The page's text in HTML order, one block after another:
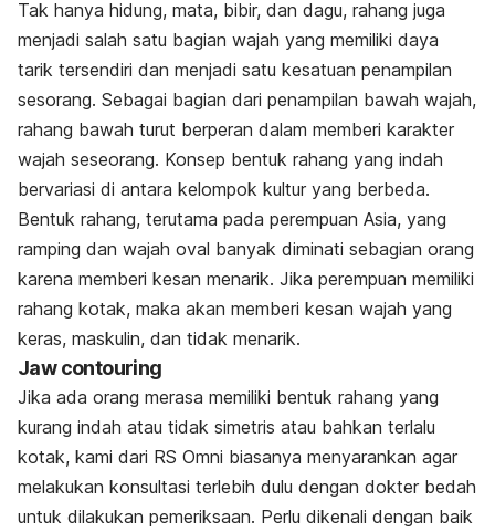
Tak hanya hidung, mata, bibir, dan dagu, rahang juga
menjadi salah satu bagian wajah yang memiliki daya
tarik tersendiri dan menjadi satu kesatuan penampilan
sesorang. Sebagai bagian dari penampilan bawah wajah,
rahang bawah turut berperan dalam memberi karakter
wajah seseorang. Konsep bentuk rahang yang indah
bervariasi di antara kelompok kultur yang berbeda.
Bentuk rahang, terutama pada perempuan Asia, yang
ramping dan wajah oval banyak diminati sebagian orang
karena memberi kesan menarik. Jika perempuan memiliki
rahang kotak, maka akan memberi kesan wajah yang
keras, maskulin, dan tidak menarik.
Jaw contouring
Jika ada orang merasa memiliki bentuk rahang yang
kurang indah atau tidak simetris atau bahkan terlalu
kotak, kami dari RS Omni biasanya menyarankan agar
melakukan konsultasi terlebih dulu dengan dokter bedah
untuk dilakukan pemeriksaan. Perlu dikenali dengan baik